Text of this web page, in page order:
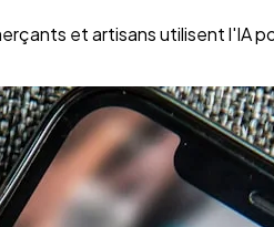
et artisans utilisent l'IA